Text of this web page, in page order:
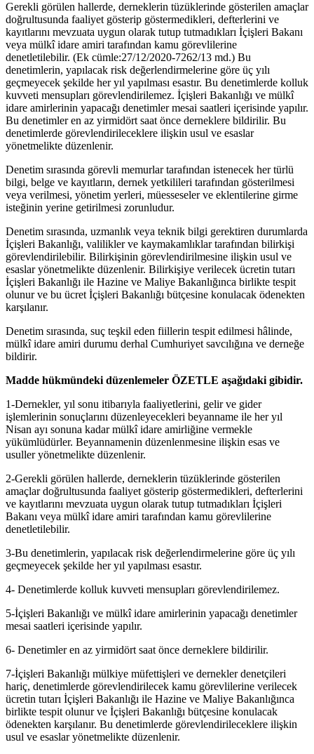
Gerekli görülen hallerde, derneklerin tüzüklerinde gösterilen amaçlar
doğrultusunda faaliyet gösterip göstermedikleri, defterlerini ve
kayıtlarını mevzuata uygun olarak tutup tutmadıkları İçişleri Bakanı
veya mülkî idare amiri tarafından kamu görevlilerine
denetletilebilir. (Ek cümle:27/12/2020-7262/13 md.) Bu
denetimlerin, yapılacak risk değerlendirmelerine göre üç yılı
geçmeyecek şekilde her yıl yapılması esastır. Bu denetimlerde kolluk
kuvveti mensupları görevlendirilemez. İçişleri Bakanlığı ve mülkî
idare amirlerinin yapacağı denetimler mesai saatleri içerisinde yapılır.
Bu denetimler en az yirmidört saat önce derneklere bildirilir. Bu
denetimlerde görevlendirileceklere ilişkin usul ve esaslar
yönetmelikte düzenlenir.
Denetim sırasında görevli memurlar tarafından istenecek her türlü
bilgi, belge ve kayıtların, dernek yetkilileri tarafından gösterilmesi
veya verilmesi, yönetim yerleri, müesseseler ve eklentilerine girme
isteğinin yerine getirilmesi zorunludur.
Denetim sırasında, uzmanlık veya teknik bilgi gerektiren durumlarda
İçişleri Bakanlığı, valilikler ve kaymakamlıklar tarafından bilirkişi
görevlendirilebilir. Bilirkişinin görevlendirilmesine ilişkin usul ve
esaslar yönetmelikte düzenlenir. Bilirkişiye verilecek ücretin tutarı
İçişleri Bakanlığı ile Hazine ve Maliye Bakanlığınca birlikte tespit
olunur ve bu ücret İçişleri Bakanlığı bütçesine konulacak ödenekten
karşılanır.
Denetim sırasında, suç teşkil eden fiillerin tespit edilmesi hâlinde,
mülkî idare amiri durumu derhal Cumhuriyet savcılığına ve derneğe
bildirir.
Madde hükmündeki düzenlemeler ÖZETLE aşağıdaki gibidir.
1-Dernekler, yıl sonu itibarıyla faaliyetlerini, gelir ve gider
işlemlerinin sonuçlarını düzenleyecekleri beyanname ile her yıl
Nisan ayı sonuna kadar mülkî idare amirliğine vermekle
yükümlüdürler. Beyannamenin düzenlenmesine ilişkin esas ve
usuller yönetmelikte düzenlenir.
2-Gerekli görülen hallerde, derneklerin tüzüklerinde gösterilen
amaçlar doğrultusunda faaliyet gösterip göstermedikleri, defterlerini
ve kayıtlarını mevzuata uygun olarak tutup tutmadıkları İçişleri
Bakanı veya mülkî idare amiri tarafından kamu görevlilerine
denetletilebilir.
3-Bu denetimlerin, yapılacak risk değerlendirmelerine göre üç yılı
geçmeyecek şekilde her yıl yapılması esastır.
4- Denetimlerde kolluk kuvveti mensupları görevlendirilemez.
5-İçişleri Bakanlığı ve mülkî idare amirlerinin yapacağı denetimler
mesai saatleri içerisinde yapılır.
6- Denetimler en az yirmidört saat önce derneklere bildirilir.
7-İçişleri Bakanlığı mülkiye müfettişleri ve dernekler denetçileri
hariç, denetimlerde görevlendirilecek kamu görevlilerine verilecek
ücretin tutarı İçişleri Bakanlığı ile Hazine ve Maliye Bakanlığınca
birlikte tespit olunur ve İçişleri Bakanlığı bütçesine konulacak
ödenekten karşılanır. Bu denetimlerde görevlendirileceklere ilişkin
usul ve esaslar yönetmelikte düzenlenir.